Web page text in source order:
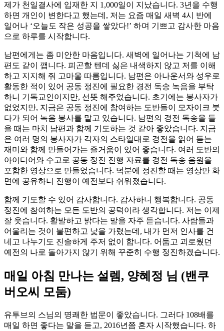
제가 천일결사에 입재한 지 1,000일이 지났습니다. 3년을 수행
하면 개인이 변한다고 했는데, 저는 요즘 매일 새벽 4시 반에
일어나 ‘오늘도 작은 성공을 쌓았다!’ 하며 기쁘고 감사한 마음
으로 하루를 시작합니다.
남편에게는 좀 미안한 마음입니다. 새벽에 일어나는 기척에 남
편도 같이 깹니다. 피곤할 텐데 싫은 내색하지 않고 저를 이해
하고 지지해 줘 고마울 따름입니다. 남편은 아나운서와 성우로
활동한 적이 있어 공동 정진에 필요한 경전 독송 녹음을 부탁
하니 기독교인이지만, 선뜻 해주었습니다. 초기에는 봉사자가
없었지만, 지금은 공동 정진에 참여하는 도반들이 모자이크 붓
다가 되어 녹음 봉사를 맡고 있습니다. 남편의 경전 독송을 들
을 때는 마치 남편과 함께 기도하는 것 같아 좋았습니다. 지금
은 여러 명의 봉사자가 각자의 스타일대로 경전을 읽어 듣는
재미와 함께 만들어가는 즐거움이 있어 좋습니다. 여러 도반의
아이디어와 수고로 공동 정진 진행 자료를 경전 독송 음원을
포함한 영상으로 만들었습니다. 덕분에 정진할 때는 영상만 화
면에 공유하니 진행이 예전보다 쉬워졌습니다.
함께 기도할 수 있어 감사합니다. 감사하니 행복합니다. 공동
정진에 참여하는 모든 도반의 공덕이라 생각합니다. 저는 이제
잘 웃습니다. 활발하고 밝다는 말을 자주 듣습니다. 사람들과
어울리는 것이 불편하고 낯을 가렸는데, 내가 먼저 인사를 건
네고 나누기도 진솔하게 주저 없이 합니다. 어둡고 괴로웠던
예전의 나로 돌아가지 않기 위해 꾸준히 수행 정진하겠습니다.
매일 아침 만나는 설렘, 양혜정 님 (밴쿠
버오씨 모둠)
유투브의 스님의 명쾌한 법문이 좋았습니다. 그러다 108배를
매일 하면 좋다는 말을 듣고, 2016년쯤 혼자 시작했습니다. 하